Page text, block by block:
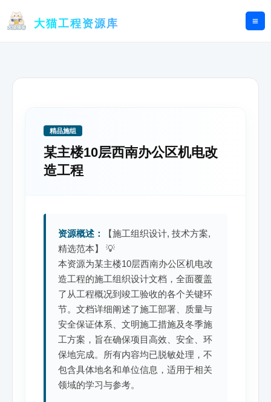
大猫工程资源库
精品施组
某主楼10层西南办公区机电改
造工程
资源概述：
【施工组织设计, 技术方案,
精选范本】 💡
本资源为某主楼10层西南办公区机电改
造工程的施工组织设计文档，全面覆盖
了从工程概况到竣工验收的各个关键环
节。文档详细阐述了施工部署、质量与
安全保证体系、文明施工措施及冬季施
工方案，旨在确保项目高效、安全、环
保地完成。所有内容均已脱敏处理，不
包含具体地名和单位信息，适用于相关
领域的学习与参考。